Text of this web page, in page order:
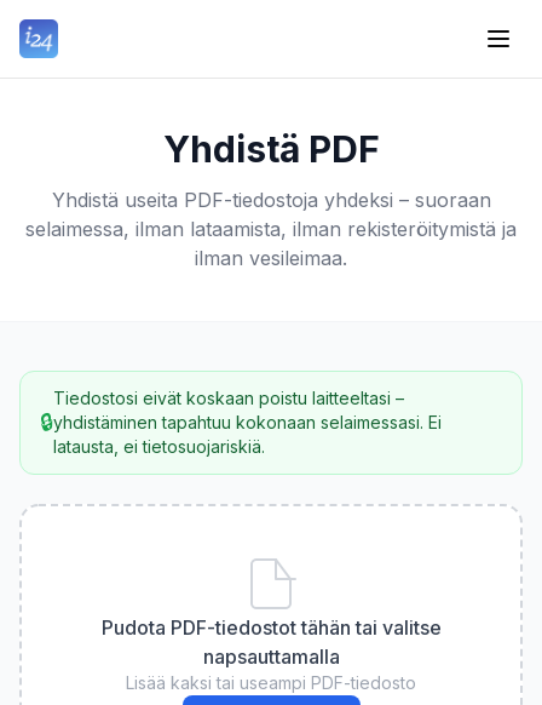
Yhdistä PDF
Yhdistä useita PDF-tiedostoja yhdeksi – suoraan
selaimessa, ilman lataamista, ilman rekisteröitymistä ja
ilman vesileimaa.
🔒
Tiedostosi eivät koskaan poistu laitteeltasi –
yhdistäminen tapahtuu kokonaan selaimessasi. Ei
latausta, ei tietosuojariskiä.
Pudota PDF-tiedostot tähän tai valitse
napsauttamalla
Lisää kaksi tai useampi PDF-tiedosto